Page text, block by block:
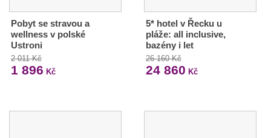
Pobyt se stravou a
wellness v polské
Ustroni
2 011 Kč
1 896 Kč
5* hotel v Řecku u
pláže: all inclusive,
bazény i let
26 160 Kč
24 860 Kč